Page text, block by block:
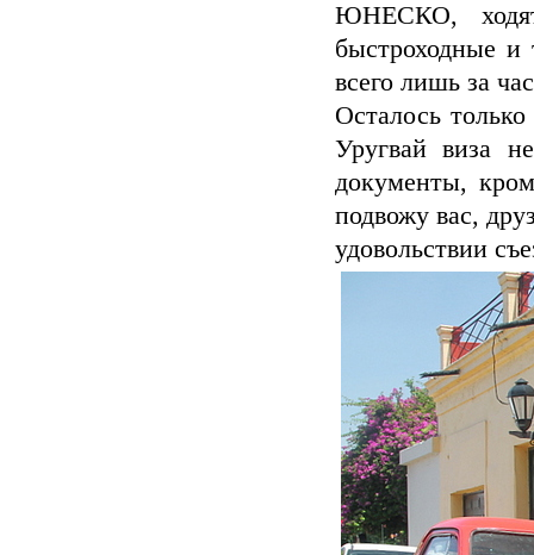
ЮНЕСКО,
быстроходные и
всего лишь за
Осталось
Уругвай виза
документы,
подвожу вас,
удовольствии